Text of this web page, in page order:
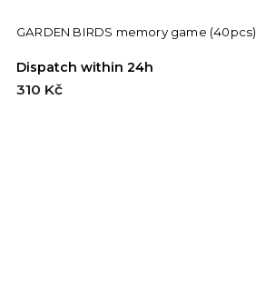
GARDEN BIRDS memory game (40pcs)
Dispatch within 24h
310 Kč